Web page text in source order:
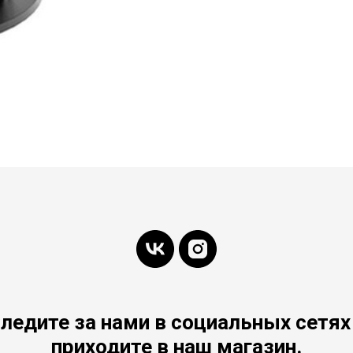
за нами в социальных
приходите в наш магазин.